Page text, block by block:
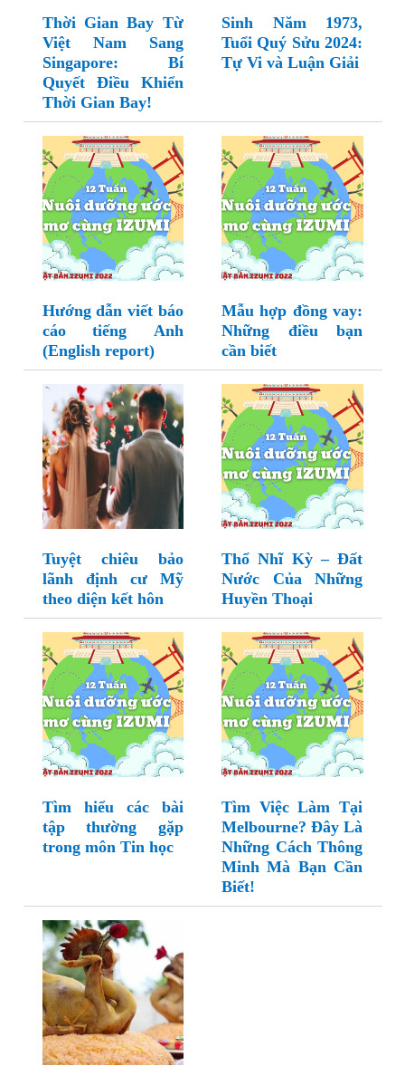
Thời Gian Bay Từ
Việt Nam Sang
Singapore: Bí
Quyết Điều Khiển
Thời Gian Bay!
Sinh Năm 1973,
Tuổi Quý Sửu 2024:
Tự Vi và Luận Giải
Hướng dẫn viết báo
cáo tiếng Anh
(English report)
Mẫu hợp đồng vay:
Những điều bạn
cần biết
Tuyệt chiêu bảo
lãnh định cư Mỹ
theo diện kết hôn
Thổ Nhĩ Kỳ – Đất
Nước Của Những
Huyền Thoại
Tìm hiểu các bài
tập thường gặp
trong môn Tin học
Tìm Việc Làm Tại
Melbourne? Đây Là
Những Cách Thông
Minh Mà Bạn Cần
Biết!